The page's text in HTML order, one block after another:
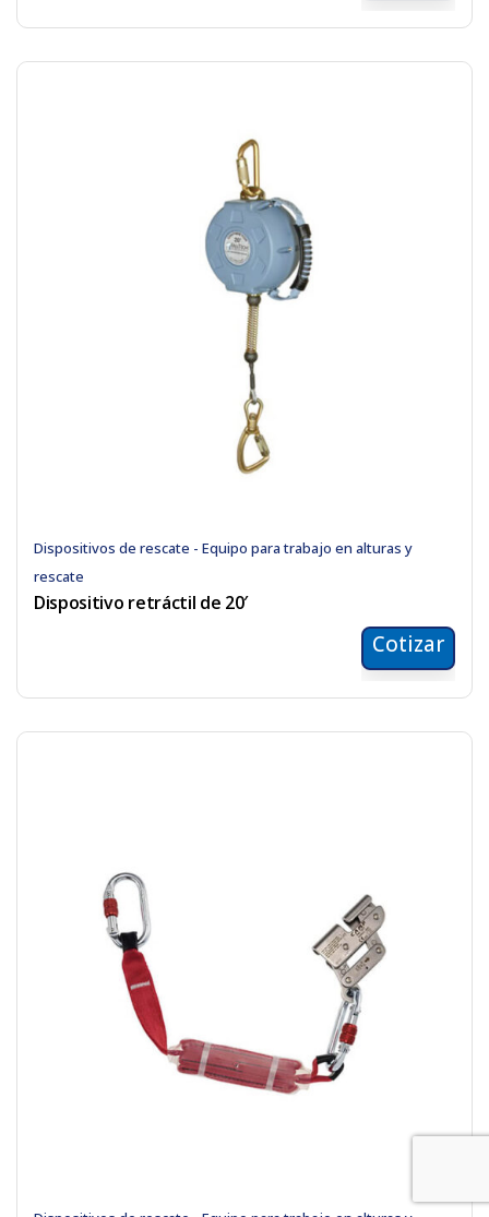
Dispositivos de rescate - Equipo para trabajo en alturas y
rescate
Dispositivo retráctil de 20′
Cotizar